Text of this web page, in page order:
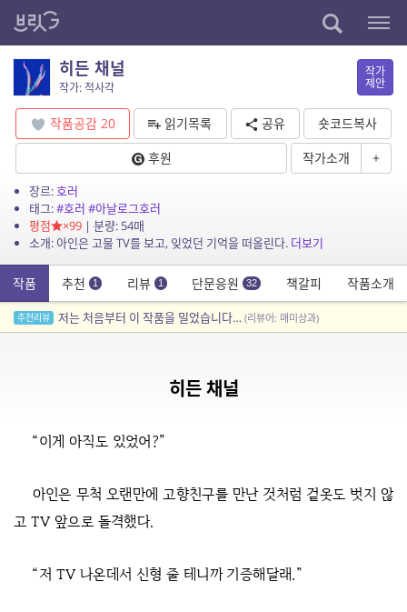
히든 채널
작가: 적사각
작가
제안
작품공감 20 읽기목록 공유
숏코드복사
후원
작가소개 +
장르:호러
태그:#호러 #아날로그호러
평점
×99| 분량: 54매
소개: 아인은 고물 TV를 보고, 잊었던 기억을 떠올린다. 더보기
작품 추천 1 리뷰 1 단문응원 32 책갈피 작품소개
추천리뷰 저는 처음부터 이 작품을 밀었습니다… (리뷰어: 매미상과)
히든 채널
“이게 아직도 있었어?”
아인은 무척 오랜만에 고향친구를 만난 것처럼 겉옷도 벗지 않
고 TV 앞으로 돌격했다.
“저 TV 나온데서 신형 줄 테니까 기증해달래.”